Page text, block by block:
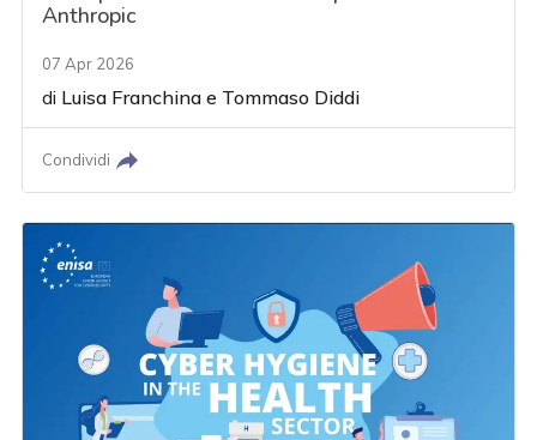
Anthropic
07 Apr 2026
di Luisa Franchina e Tommaso Diddi
Condividi